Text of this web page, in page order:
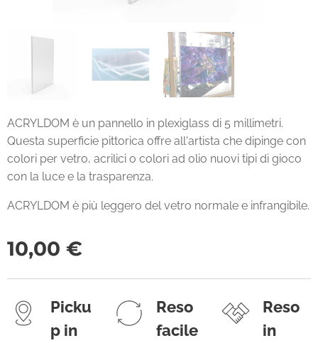
ACRYLDOM è un pannello in plexiglass di 5 millimetri.
Questa superficie pittorica offre all'artista che dipinge con
colori per vetro, acrilici o colori ad olio nuovi tipi di gioco
con la luce e la trasparenza.
ACRYLDOM è più leggero del vetro normale e infrangibile.
10,00 €
Picku
p in
Reso
facile
Reso
in